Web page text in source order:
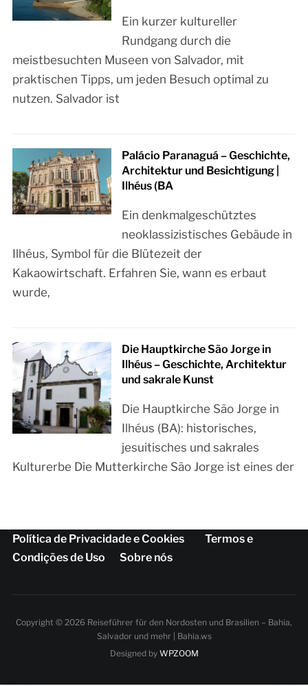
Ein kurzer kultureller
Rundgang durch die
meistbesuchten Museen von Salvador, mit
praktischen Tipps, um jeden Besuch optimal zu
nutzen. Salvador ist
Palácio Paranaguá – Geschichte,
Architektur und Besichtigung |
Ilhéus (BA
Ein denkmalgeschütztes
neoklassizistisches Gebäude in
Ilhéus, Symbol für die Blütezeit der
Kakaowirtschaft. Erfahren Sie, wann es erbaut
wurde,
Die Hauptkirche São Jorge in
Ilhéus – Geschichte, Architektur
und sakrale Kunst
Die Hauptkirche São Jorge in
Ilhéus (BA): historisches,
jesuitisches und sakrales
Kulturerbe Die Mutterkirche São Jorge ist eines der
Política de Privacidade e Cookies
Termos e
Condições de Uso
Sobre nós
Copyright © 2026 Reiseführer für den Nordosten und Brasilien – Bahia,
Salvador und mehr | Bahia.ws
Designed by WPZOOM